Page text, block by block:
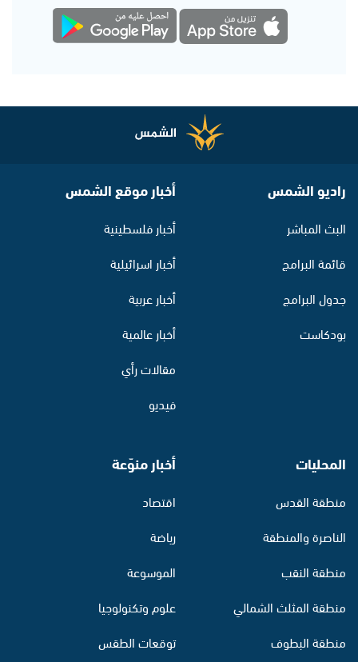
راديو الشمس
البث المباشر
قائمة البرامج
جدول البرامج
بودكاست
أخبار موقع الشمس
أخبار فلسطينية
أخبار اسرائيلية
أخبار عربية
أخبار عالمية
مقالات رأي
فيديو
المحليات
منطقة القدس
الناصرة والمنطقة
منطقة النقب
منطقة المثلث الشمالي
منطقة البطوف
أخبار منوّعة
اقتصاد
رياضة
الموسوعة
علوم وتكنولوجيا
توقعات الطقس